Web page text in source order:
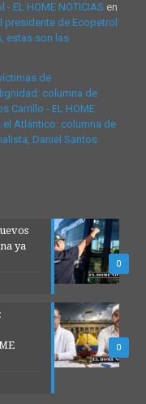
EL HOME NOTICIAS en
presidente de Ecopetrol
estas son las
de
columna de
Carrillo - EL HOME
el Atlántico: columna de
Daniel Santos
0
ya
0